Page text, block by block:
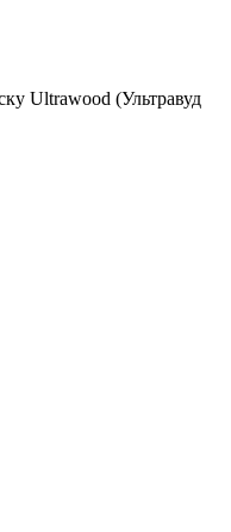
Ultrawood (Ультравуд